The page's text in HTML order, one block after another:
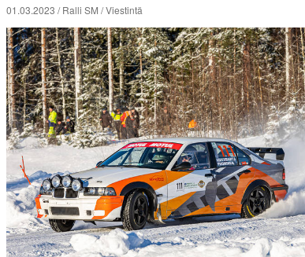
01.03.2023 / Ralli SM / Viestintä